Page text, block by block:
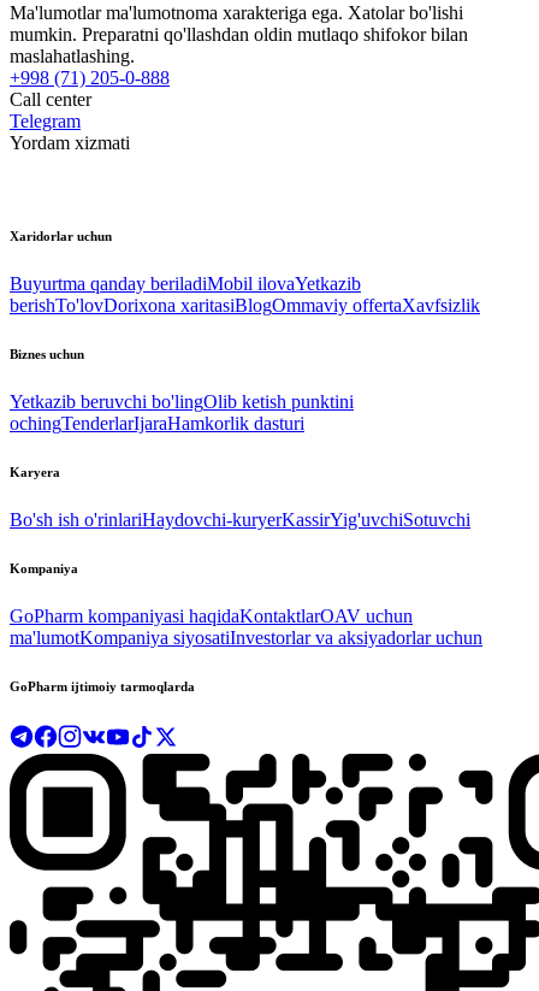
Ma'lumotlar ma'lumotnoma xarakteriga ega. Xatolar bo'lishi
mumkin. Preparatni qo'llashdan oldin mutlaqo shifokor bilan
maslahatlashing.
+998 (71) 205-0-888
Call center
Telegram
Yordam xizmati
Xaridorlar uchun
Buyurtma qanday beriladiMobil ilovaYetkazib
berishTo'lovDorixona xaritasiBlogOmmaviy offertaXavfsizlik
Biznes uchun
Yetkazib beruvchi bo'lingOlib ketish punktini
ochingTenderlarIjaraHamkorlik dasturi
Karyera
Bo'sh ish o'rinlariHaydovchi-kuryerKassirYig'uvchiSotuvchi
Kompaniya
GoPharm kompaniyasi haqidaKontaktlarOAV uchun
ma'lumotKompaniya siyosatiInvestorlar va aksiyadorlar uchun
GoPharm ijtimoiy tarmoqlarda